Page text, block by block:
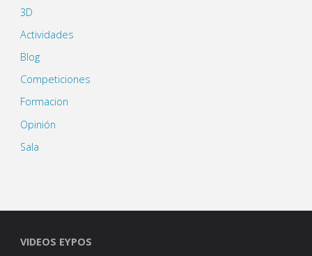
3D
Actividades
Blog
Competiciones
Formacion
Opinión
Sala
VIDEOS EYPOS